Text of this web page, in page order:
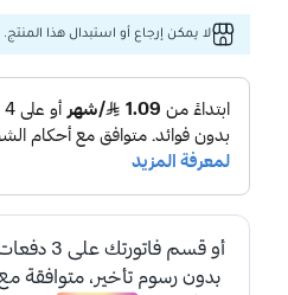
لا يمكن إرجاع أو استبدال هذا المنتج.